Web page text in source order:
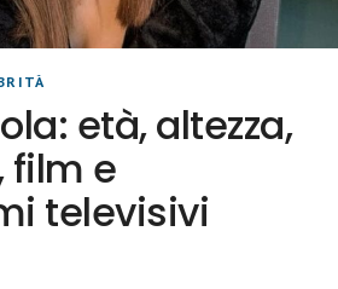
età, altezza,
film e
televisivi